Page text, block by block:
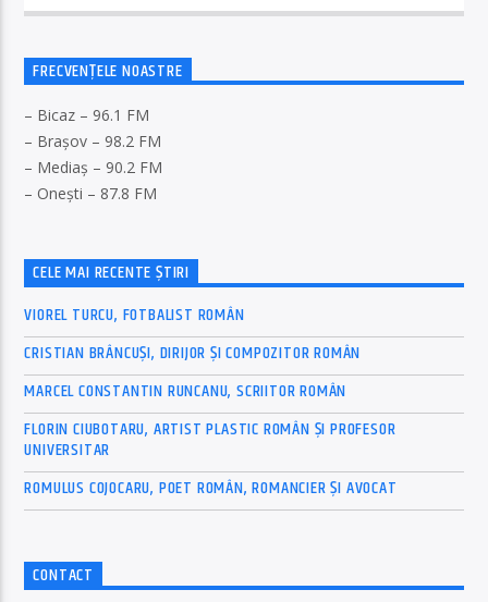
FRECVENȚELE NOASTRE
– Bicaz – 96.1 FM
– Brașov – 98.2 FM
– Mediaș – 90.2 FM
– Onești – 87.8 FM
CELE MAI RECENTE ȘTIRI
VIOREL TURCU, FOTBALIST ROMÂN
CRISTIAN BRÂNCUȘI, DIRIJOR ȘI COMPOZITOR ROMÂN
MARCEL CONSTANTIN RUNCANU, SCRIITOR ROMÂN
FLORIN CIUBOTARU, ARTIST PLASTIC ROMÂN ȘI PROFESOR
UNIVERSITAR
ROMULUS COJOCARU, POET ROMÂN, ROMANCIER ȘI AVOCAT
CONTACT